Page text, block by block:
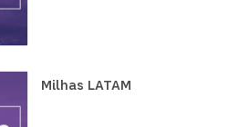
Milhas LATAM